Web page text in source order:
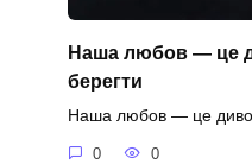
Наша любов — це
берегти
Наша любов — це диво,
0 0